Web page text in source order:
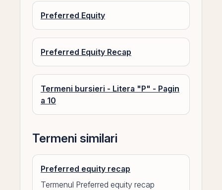
Preferred Equity
Preferred Equity Recap
Termeni bursieri - Litera "P" - Pagin
a 10
Termeni similari
Preferred equity recap
Termenul Preferred equity recap